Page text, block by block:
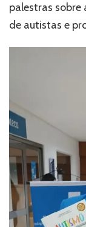
palestras sobre
de autistas e